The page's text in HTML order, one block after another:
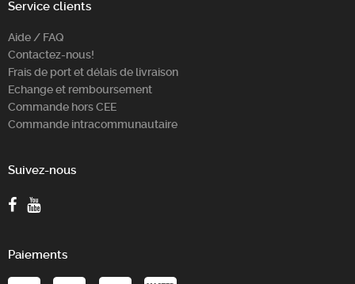
Service clients
Aide / FAQ
Contactez-nous!
Frais de port et délais de livraison
Echange et remboursement
Commande hors CEE
Commande intracommunautaire
Suivez-nous
Paiements